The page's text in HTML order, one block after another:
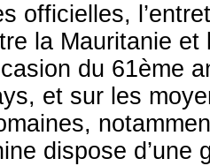
officielles,
la Mauritanie
du 61ème
et sur les
dispose d’une